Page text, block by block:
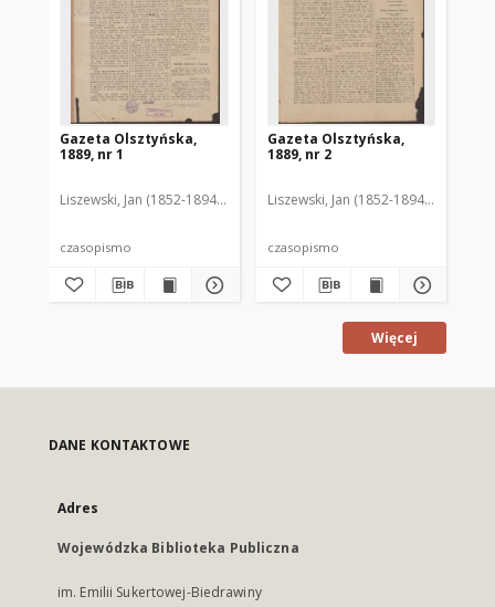
Gazeta Olsztyńska,
1889, nr 1
Liszewski, Jan (1852-1894). Red.
czasopismo
Gazeta Olsztyńska,
1889, nr 2
Liszewski, Jan (1852-1894). Red.
czasopismo
Więcej
DANE KONTAKTOWE
Adres
Wojewódzka Biblioteka Publiczna
im. Emilii Sukertowej-Biedrawiny